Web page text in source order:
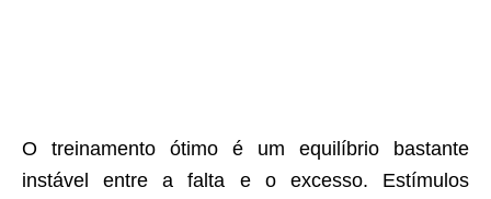
O treinamento ótimo é um equilíbrio bastante
instável entre a falta e o excesso. Estímulos